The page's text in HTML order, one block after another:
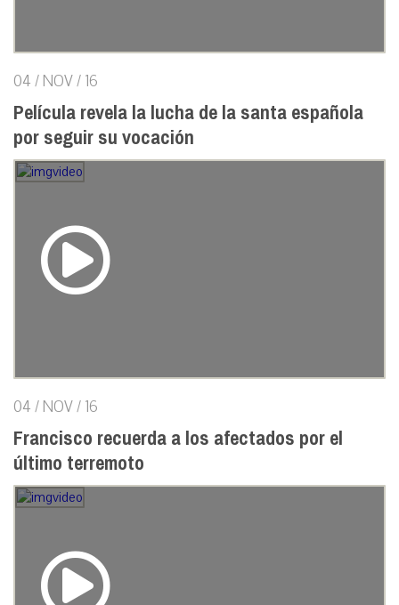
04 / NOV / 16
Película revela la lucha de la santa española
por seguir su vocación
04 / NOV / 16
Francisco recuerda a los afectados por el
último terremoto